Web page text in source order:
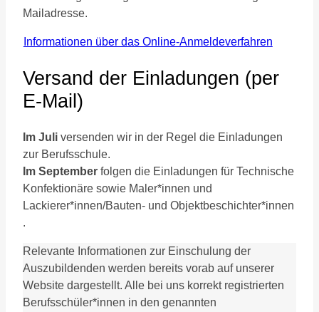
Mailadresse.
Informationen über das Online-Anmeldeverfahren
Versand der Einladungen (per
E-Mail)
Im Juli versenden wir in der Regel die Einladungen
zur Berufsschule.
Im September folgen die Einladungen für Technische
Konfektionäre sowie Maler*innen und
Lackierer*innen/Bauten- und Objektbeschichter*innen
.
Relevante Informationen zur Einschulung der
Auszubildenden werden bereits vorab auf unserer
Website dargestellt. Alle bei uns korrekt registrierten
Berufsschüler*innen in den genannten